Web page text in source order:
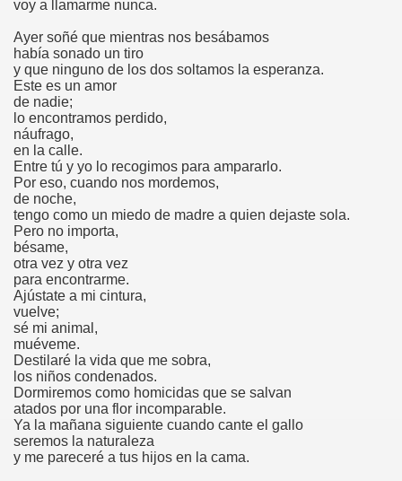
voy a llamarme nunca.
Ayer soñé que mientras nos besábamos
había sonado un tiro
y que ninguno de los dos soltamos la esperanza.
Este es un amor
de nadie;
lo encontramos perdido,
náufrago,
en la calle.
Entre tú y yo lo recogimos para ampararlo.
Por eso, cuando nos mordemos,
de noche,
tengo como un miedo de madre a quien dejaste sola.
Pero no importa,
bésame,
otra vez y otra vez
para encontrarme.
Ajústate a mi cintura,
vuelve;
sé mi animal,
muéveme.
Destilaré la vida que me sobra,
los niños condenados.
Dormiremos como homicidas que se salvan
atados por una flor incomparable.
Ya la mañana siguiente cuando cante el gallo
seremos la naturaleza
y me pareceré a tus hijos en la cama.